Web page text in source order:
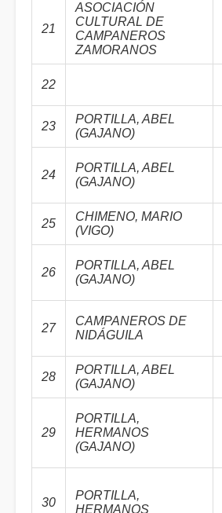
21
ASOCIACIÓN
CULTURAL DE
CAMPANEROS
ZAMORANOS
22
23
PORTILLA, ABEL
(GAJANO)
24
PORTILLA, ABEL
(GAJANO)
25
CHIMENO, MARIO
(VIGO)
26
PORTILLA, ABEL
(GAJANO)
27
CAMPANEROS DE
NIDÁGUILA
28
PORTILLA, ABEL
(GAJANO)
29
PORTILLA,
HERMANOS
(GAJANO)
30
PORTILLA,
HERMANOS